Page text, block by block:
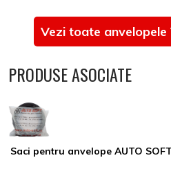
Vezi toate
PRODUSE ASOCIATE
Saci pentru anvelope AUTO